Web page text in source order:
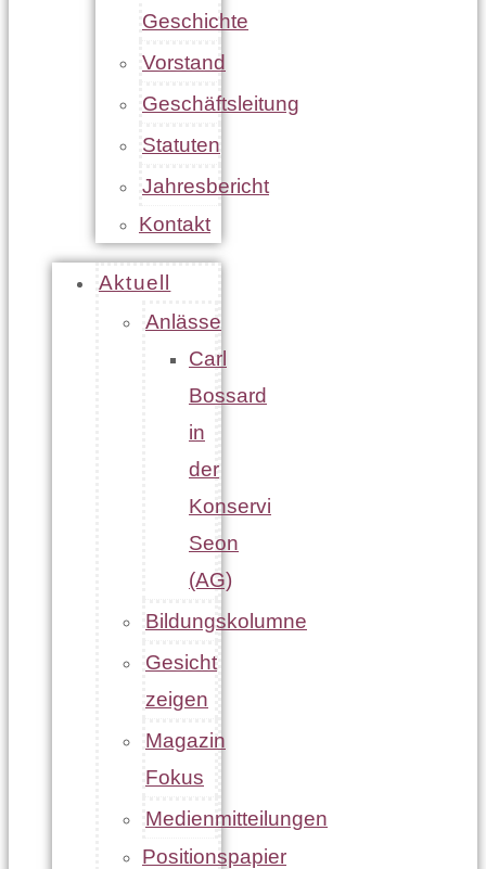
Geschichte
Vorstand
Geschäftsleitung
Statuten
Jahresbericht
Kontakt
Aktuell
Anlässe
Carl
Bossard
in
der
Konservi
Seon
(AG)
Bildungskolumne
Gesicht
zeigen
Magazin
Fokus
Medienmitteilungen
Positionspapier